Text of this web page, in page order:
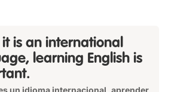
it is an international
learning English is
un idioma internacional, aprender